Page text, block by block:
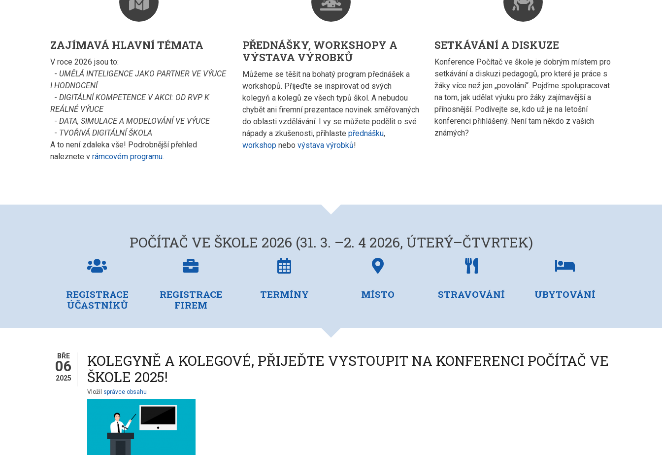
marked-
alt
ZAJÍMAVÁ HLAVNÍ TÉMATA
V roce 2026 jsou to:
- UMĚLÁ INTELIGENCE JAKO PARTNER VE VÝUCE
I HODNOCENÍ
- DIGITÁLNÍ KOMPETENCE V AKCI: OD RVP K
REÁLNÉ VÝUCE
- DATA, SIMULACE A MODELOVÁNÍ VE VÝUCE
- TVOŘIVÁ DIGITÁLNÍ ŠKOLA
A to není zdaleka vše! Podrobnější přehled
naleznete v rámcovém programu.
PŘEDNÁŠKY, WORKSHOPY A
VÝSTAVA VÝROBKŮ
Můžeme se těšit na bohatý program přednášek a
workshopů. Přijeďte se inspirovat od svých
kolegyň a kolegů ze všech typů škol. A nebudou
chybět ani firemní prezentace novinek směřovaných
do oblasti vzdělávání. I vy se můžete podělit o své
nápady a zkušenosti, přihlaste přednášku,
workshop nebo výstava výrobků!
carry
SETKÁVÁNÍ A DISKUZE
Konference Počítač ve škole je dobrým místem pro
setkávání a diskuzi pedagogů, pro které je práce s
žáky více než jen „povolání“. Pojďme spolupracovat
na tom, jak udělat výuku pro žáky zajímavější a
přínosnější. Podívejte se, kdo už je na letošní
konferenci přihlášený. Není tam někdo z vašich
známých?
POČÍTAČ VE ŠKOLE 2026 (31. 3. –2. 4 2026, ÚTERÝ–ČTVRTEK)
registrace
účastníků
REGISTRACE
ÚČASTNÍKŮ
registrace
firem
REGISTRACE
FIREM
termíny
TERMÍNY
místo
MÍSTO STRAVOVÁNÍ
ubytování
UBYTOVÁNÍ
BŘE
06
2025
KOLEGYNĚ A KOLEGOVÉ, PŘIJEĎTE VYSTOUPIT NA KONFERENCI POČÍTAČ VE
ŠKOLE 2025!
Vložil správce obsahu